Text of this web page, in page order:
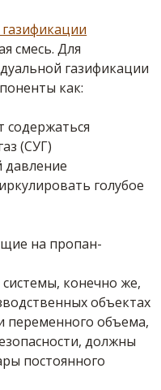
смесь. Для
газификации
как:
содержаться
(СУГ)
голубое
на пропан-
конечно же,
объектах
переменного объема,
должны
постоянного